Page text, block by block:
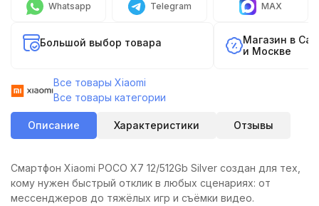
Whatsapp Telegram MAX
Большой выбор товара
Магазин в
и Москве
Все товары Xiaomi
Все товары категории
Описание Характеристики Отзывы
Смартфон Xiaomi POCO X7 12/512Gb Silver создан для тех,
кому нужен быстрый отклик в любых сценариях: от
мессенджеров до тяжёлых игр и съёмки видео.